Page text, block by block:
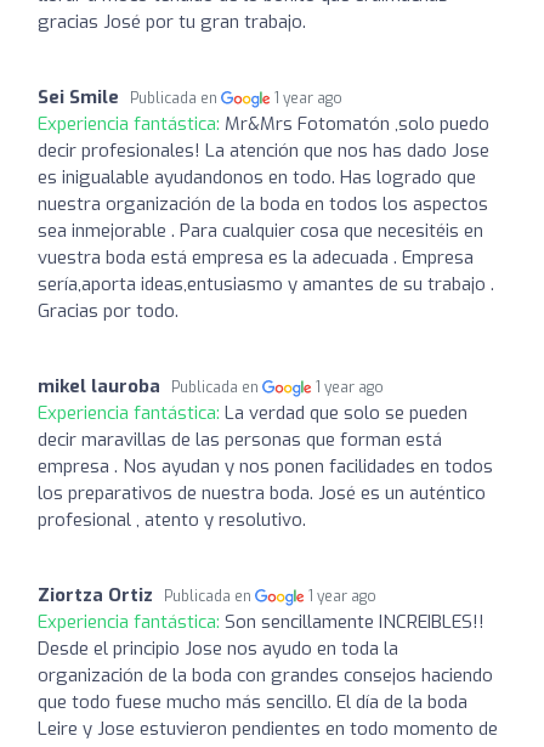
gracias José por tu gran trabajo.
Sei Smile Publicada en 1 year ago
Experiencia fantástica: Mr&Mrs Fotomatón ,solo puedo
decir profesionales! La atención que nos has dado Jose
es inigualable ayudandonos en todo. Has logrado que
nuestra organización de la boda en todos los aspectos
sea inmejorable . Para cualquier cosa que necesitéis en
vuestra boda está empresa es la adecuada . Empresa
sería,aporta ideas,entusiasmo y amantes de su trabajo .
Gracias por todo.
mikel lauroba Publicada en 1 year ago
Experiencia fantástica: La verdad que solo se pueden
decir maravillas de las personas que forman está
empresa . Nos ayudan y nos ponen facilidades en todos
los preparativos de nuestra boda. José es un auténtico
profesional , atento y resolutivo.
Ziortza Ortiz Publicada en 1 year ago
Experiencia fantástica: Son sencillamente INCREIBLES!!
Desde el principio Jose nos ayudo en toda la
organización de la boda con grandes consejos haciendo
que todo fuese mucho más sencillo. El día de la boda
Leire y Jose estuvieron pendientes en todo momento de